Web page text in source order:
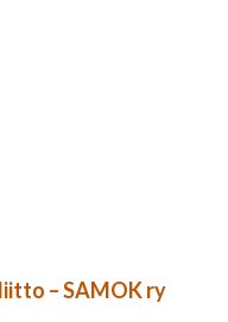
– SAMOK ry